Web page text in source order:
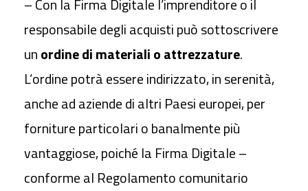
– Con la Firma Digitale l’imprenditore o il
responsabile degli acquisti può sottoscrivere
unordine di materiali o attrezzature.
L’ordine potrà essere indirizzato, in serenità,
anche ad aziende di altri Paesi europei, per
forniture particolari o banalmente più
vantaggiose, poiché la Firma Digitale –
conforme al Regolamento comunitario